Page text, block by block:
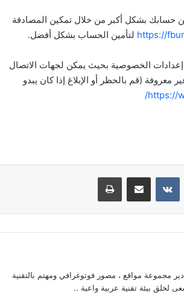
حسابك بشكل أكبر من خلال تمكين المصادقة
https:// لتأمين الحساب بشكل أفضل.
الخصوصية بحيث يمكن لجهات الاتصال
(قم بالحظر أو الإبلاغ إذا كان يبدو
https://
مشاركة عبر البريد طباعة
مجموعة مواقع ، مصور فوتوغرافي ومهتم بالتقنية
لخلق بيئة تقنية عربية واعية ..